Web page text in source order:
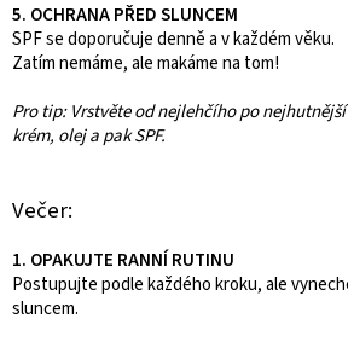
5. OCHRANA PŘED SLUNCEM
SPF se doporučuje denně a v každém věku.
Zatím nemáme, ale makáme na tom!
Pro tip: Vrstvěte od nejlehčího po
krém, olej a pak SPF.
Večer:
1. OPAKUJTE RANNÍ RUTINU
Postupujte podle každého kroku, ale
sluncem.